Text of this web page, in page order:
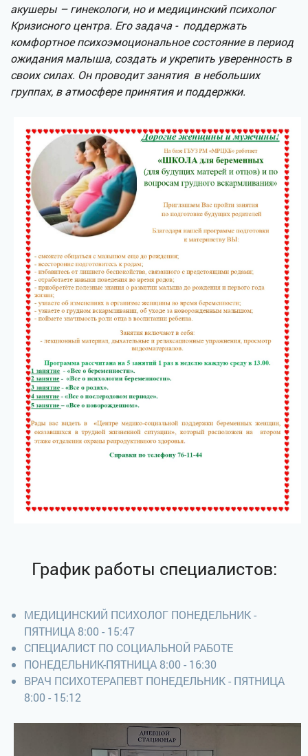
акушеры – гинекологи, но и медицинский психолог
Кризисного центра. Его задача - поддержать
комфортное психоэмоциональное состояние в период
ожидания малыша, создать и укрепить уверенность в
своих силах. Он проводит занятия в небольших
группах, в атмосфере принятия и поддержки.
График работы специалистов:
МЕДИЦИНСКИЙ ПСИХОЛОГ ПОНЕДЕЛЬНИК -
ПЯТНИЦА 8:00 - 15:47
СПЕЦИАЛИСТ ПО СОЦИАЛЬНОЙ РАБОТЕ
ПОНЕДЕЛЬНИК-ПЯТНИЦА 8:00 - 16:30
ВРАЧ ПСИХОТЕРАПЕВТ ПОНЕДЕЛЬНИК - ПЯТНИЦА
8:00 - 15:12